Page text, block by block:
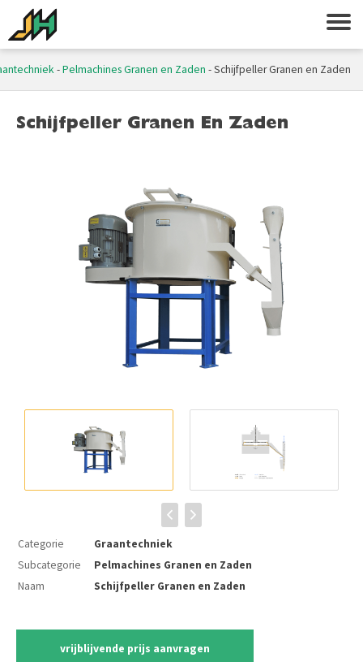
-Pelmachines Granen en Zaden -Schijfpeller Granen en Zaden
Schijfpeller Granen En Zaden
Categorie
Graantechniek
Subcategorie
Pelmachines Granen en Zaden
Naam
Schijfpeller Granen en Zaden
vrijblijvende prijs aanvragen